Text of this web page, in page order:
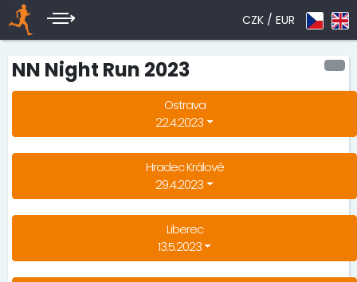
CZK / EUR
NN Night Run 2023
Ostrava
22.4.2023
Hradec Králové
29.4.2023
Liberec
13.5.2023